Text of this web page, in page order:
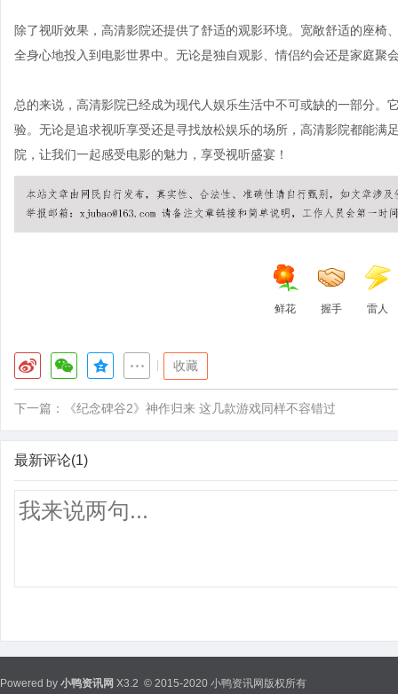
除了视听效果，高清影院还提供了舒适的观影环境。宽敞舒适的座
全身心地投入到电影世界中。无论是独自观影、情侣约会还是家庭聚
总的来说，高清影院已经成为现代人娱乐生活中不可或缺的一部分
验。无论是追求视听享受还是寻找放松娱乐的场所，高清影院都能满
院，让我们一起感受电影的魅力，享受视听盛宴！
鲜花 握手 雷人
收藏
下一篇： 《纪念碑谷2》神作归来 这几款游戏同样不容错过
最新评论(1)
Powered by 小鸭资讯网 X3.2 © 2015-2020 小鸭资讯网版权所有